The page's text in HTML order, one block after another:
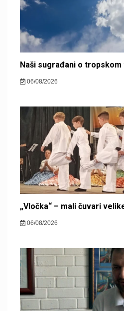
Naši sugrađani o
06/08/2026
„Vločka“ – mali čuvari
06/08/2026